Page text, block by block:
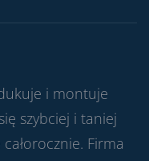
i montuje
szybciej i taniej
Firma